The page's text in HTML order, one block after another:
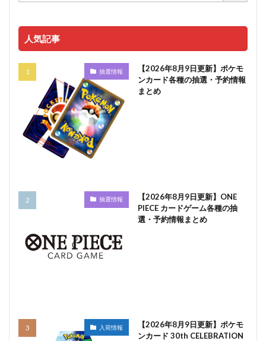
人気記事
抽選情報
【2026年8月9日更新】ポケモ
ンカード各種の抽選・予約情報
まとめ
抽選情報
【2026年8月9日更新】ONE
PIECE カードゲーム各種の抽
選・予約情報まとめ
入荷情報
【2026年8月9日更新】ポケモ
ンカード 30th CELEBRATION